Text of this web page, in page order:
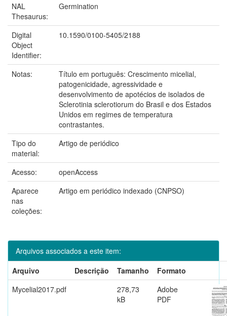
NAL
Thesaurus:
Germination
Digital
Object
Identifier:
10.1590/0100-5405/2188
Notas:
Título em português: Crescimento micelial,
patogenicidade, agressividade e
desenvolvimento de apotécios de isolados de
Sclerotinia sclerotiorum do Brasil e dos Estados
Unidos em regimes de temperatura
contrastantes.
Tipo do
material:
Artigo de periódico
Acesso:
openAccess
Aparece
nas
coleções:
Artigo em periódico indexado (CNPSO)
Arquivos associados a este item:
Arquivo
Descrição Tamanho
Formato
Mycelial2017.pdf
278,73
kB
Adobe
PDF